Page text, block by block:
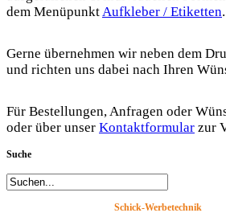
dem MenüpunktAufkleber / Etiketten.
Gerne übernehmen wir neben dem
und richten uns dabei nach Ihren
Für Bestellungen, Anfragen oder
oder über unser Kontaktformular zur
Suche
Schick-Werbetechnik